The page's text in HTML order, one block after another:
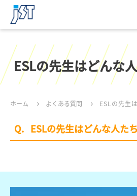
ESLの先生はどんな
ホーム よくある質問 ESLの先生
ESLの先生はどんな人た